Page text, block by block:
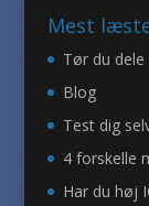
Mest
Tør du dele
Blog
Test dig
4 forskelle
Har du høj